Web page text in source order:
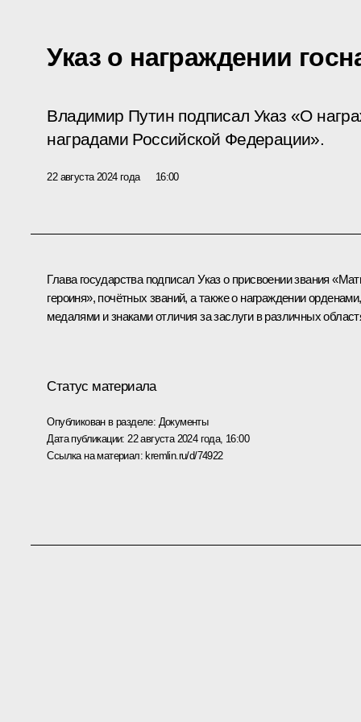
Указ о награждении
Владимир Путин подписал Указ «О
наградами Российской Федерации».
22 августа 2024 года 16:00
Глава государства подписал Указ о присвоении звания
героиня», почётных званий, а также о награждении орденами,
медалями и знаками отличия за заслуги в различных
Статус материала
Опубликован в разделе: Документы
Дата публикации: 22 августа 2024 года, 16:00
Ссылка на материал: kremlin.ru/d/74922